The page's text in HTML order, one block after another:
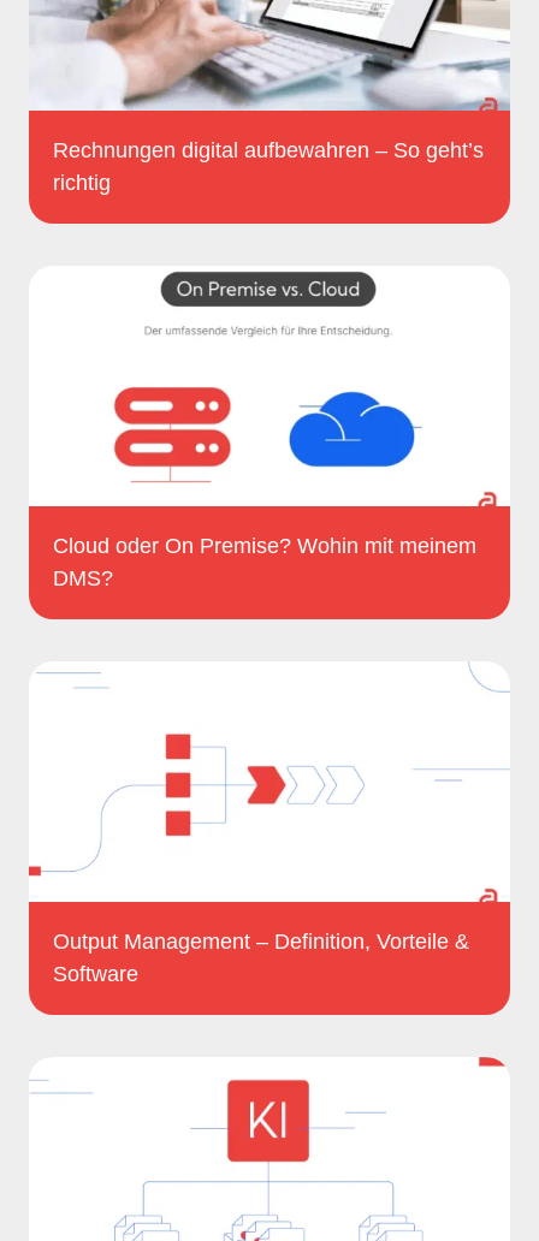
Rechnungen digital aufbewahren – So geht’s
richtig
Cloud oder On Premise? Wohin mit meinem
DMS?
Output Management – Definition, Vorteile &
Software